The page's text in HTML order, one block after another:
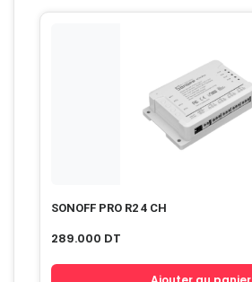
SONOFF PRO R2 4 CH
289.000 DT